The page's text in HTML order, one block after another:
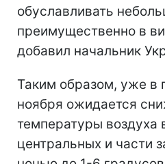
обуславливать
преимущественно в
добавил начальник
Таким образом, уже в
ноября ожидается
температуры воздуха
центральных и части